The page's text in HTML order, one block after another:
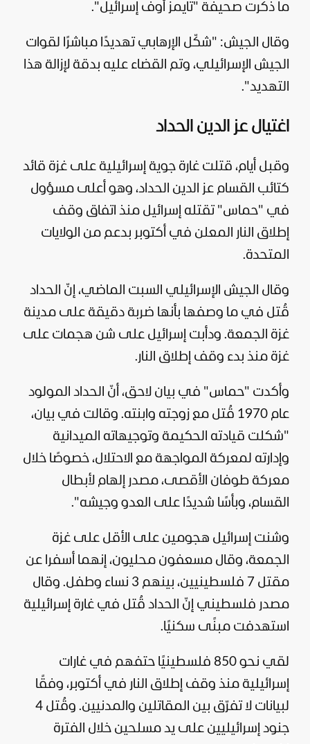
ما ذكرت صحيفة "تايمز أوف إسرائيل".
وقال الجيش: "شكّل الإرهابي تهديدًا مباشرًا لقوات
الجيش الإسرائيلي، وتم القضاء عليه بدقة لإزالة هذا
التهديد".
اغتيال عز الدين الحداد
وقبل أيام، قتلت غارة جوية إسرائيلية على غزة قائد
كتائب القسام عز الدين الحداد، وهو أعلى مسؤول
في "حماس" تقتله إسرائيل منذ اتفاق وقف
إطلاق النار المعلن في أكتوبر بدعم من الولايات
المتحدة.
وقال الجيش الإسرائيلي السبت الماضي، إنّ الحداد
قُتل في ما وصفها بأنها ضربة دقيقة على مدينة
غزة الجمعة. ودأبت إسرائيل على شن هجمات على
غزة منذ بدء وقف إطلاق النار.
وأكدت "حماس" في بيان لاحق، أنّ الحداد المولود
عام 1970 قُتل مع زوجته وابنته. وقالت في بيان،
"شكلت قيادته الحكيمة وتوجيهاته الميدانية
وإدارته لمعركة المواجهة مع الاحتلال، خصوصًا خلال
معركة طوفان الأقصى، مصدر إلهام لأبطال
القسام، وبأسًا شديدًا على العدو وجيشه".
وشنت إسرائيل هجومين على الأقل على غزة
الجمعة، وقال مسعفون محليون، إنهما أسفرا عن
مقتل 7 فلسطينيين، بينهم 3 نساء وطفل. وقال
مصدر فلسطيني إنّ الحداد قُتل في غارة إسرائيلية
استهدفت مبنًى سكنيًا.
لقي نحو 850 فلسطينيًا حتفهم في غارات
إسرائيلية منذ وقف إطلاق النار في أكتوبر، وفقًا
لبيانات لا تفرّق بين المقاتلين والمدنيين. وقُتل 4
جنود إسرائيليين على يد مسلحين خلال الفترة